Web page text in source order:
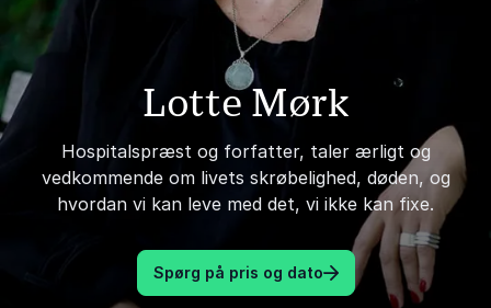
Lotte Mørk
Hospitalspræst og forfatter, taler ærligt og
vedkommende om livets skrøbelighed, døden, og
hvordan vi kan leve med det, vi ikke kan fixe.
Spørg på pris og dato